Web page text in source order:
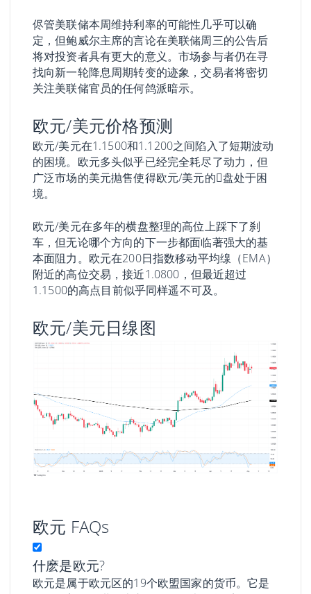
侭管美联储本周维持利率的可能性几乎可以确
定，但鲍威尔主席的言论在美联储周三的公告后
将对投资者具有更大的意义。市场参与者仍在寻
找向新一轮降息周期转变的迹象，交易者将密切
关注美联储官员的任何鸽派暗示。
欧元/美元价格预测
欧元/美元在1.1500和1.1200之间陷入了短期波动
的困境。欧元多头似乎已经完全耗尽了动力，但
广泛市场的美元抛售使得欧元/美元的𧹒盘处于困
境。
欧元/美元在多年的横盘整理的高位上踩下了刹
车，但无论哪个方向的下一步都面临著强大的基
本面阻力。欧元在200日指数移动平均缐（EMA）
附近的高位交易，接近1.0800，但最近超过
1.1500的高点目前似乎同样遥不可及。
欧元/美元日缐图
欧元 FAQs
什麽是欧元?
欧元是属于欧元区的19个欧盟国家的货币。它是